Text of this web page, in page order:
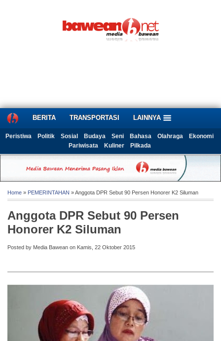
BERITA TRANSPORTASI LAINNYA
Peristiwa Politik Sosial Budaya Seni Bahasa Olahraga
Ekonomi
Pariwisata
Kuliner Pilkada
Home » PEMERINTAHAN » Anggota DPR Sebut 90 Persen Honorer K2 Siluman
Anggota DPR Sebut 90 Persen
Honorer K2 Siluman
Posted by Media Bawean on Kamis, 22 Oktober 2015